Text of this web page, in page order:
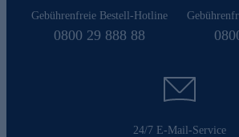
Gebührenfreie Bestell-Hotline
0800 29 888 88
24/7 E-Mail-Service